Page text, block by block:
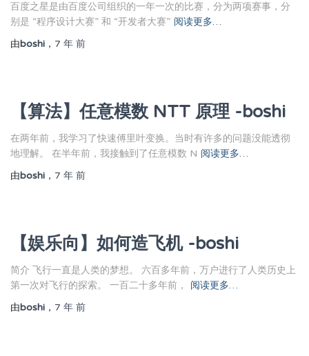
百度之星是由百度公司组织的一年一次的比赛，分为两项赛事，分
别是 “程序设计大赛” 和 “开发者大赛” 阅读更多…
由boshi ， 7 年 前
【算法】任意模数 NTT 原理 -boshi
在两年前，我学习了快速傅里叶变换。当时有许多的问题没能透彻
地理解。 在半年前，我接触到了任意模数 N 阅读更多…
由boshi ， 7 年 前
【娱乐向】如何造飞机 -boshi
简介 飞行一直是人类的梦想。 六百多年前，万户进行了人类历史上
第一次对飞行的探索。 一百二十多年前，
阅读更多…
由boshi ， 7 年 前